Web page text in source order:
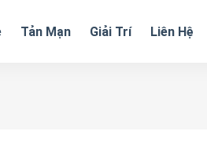
Tản Mạn Giải Trí Liên Hệ